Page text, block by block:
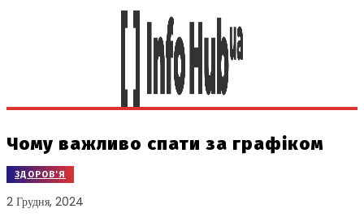
Чому важливо спати за графіком
ЗДОРОВ'Я
2 Грудня, 2024